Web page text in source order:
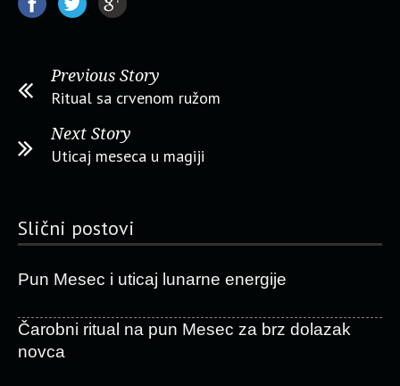
Previous Story
Ritual sa crvenom ružom
Next Story
Uticaj meseca u magiji
Slični postovi
Pun Mesec i uticaj lunarne energije
Čarobni ritual na pun Mesec za brz dolazak
novca